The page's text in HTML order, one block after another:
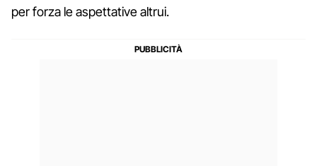
per forza le aspettative altrui.